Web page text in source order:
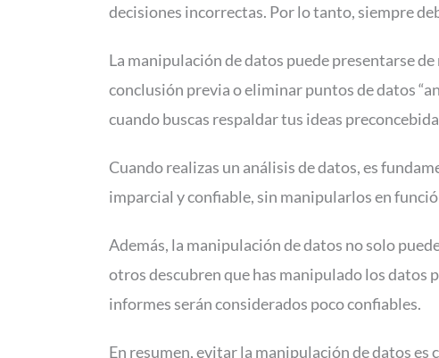
decisiones incorrectas. Por lo tanto, siempre
La manipulación de datos puede presentarse
conclusión previa o eliminar puntos de datos
cuando buscas respaldar tus ideas
Cuando realizas un análisis de datos, es
imparcial y confiable, sin manipularlos en
Además, la manipulación de datos no solo
otros descubren que has manipulado los datos
informes serán considerados poco confiables.
En resumen, evitar la manipulación de datos